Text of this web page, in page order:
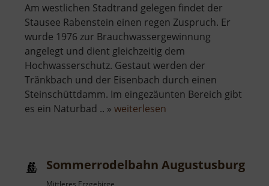
Am westlichen Stadtrand gelegen findet der
Stausee Rabenstein einen regen Zuspruch. Er
wurde 1976 zur Brauchwassergewinnung
angelegt und dient gleichzeitig dem
Hochwasserschutz. Gestaut werden der
Tränkbach und der Eisenbach durch einen
Steinschüttdamm. Im eingezäunten Bereich gibt
es ein Naturbad .. » weiterlesen
Sommerrodelbahn Augustusburg
Mittleres Erzgebirge